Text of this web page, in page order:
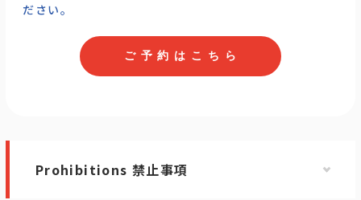
ださい。
ご 予 約 は こ ち ら
Prohibitions 禁止事項